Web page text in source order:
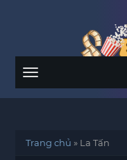
Menu
Trang chủ » La Tấn